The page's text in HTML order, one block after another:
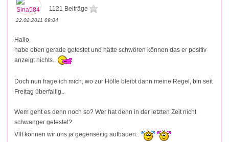
1121 Beiträge
22.02.2011 09:04
Hallo,
habe eben gerade getestet und hätte schwören können das er positiv
anzeigt nichts..
Doch nun frage ich mich, wo zur Hölle bleibt dann meine Regel, bin seit
Freitag überfallig..
Wem geht es denn noch so? Wer hat denn in der letzten Zeit nicht
schwanger getestet?
Vllt können wir uns ja gegenseitig aufbauen..